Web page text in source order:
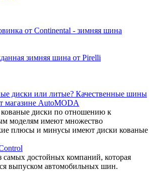
от Continental - зимняя шина
зимняя шина от Pirelli
диски или литые? Качественные шины
магазине AutoMODA
кованые диски по отношению к
моделям имеют множество
плюсы и минусы имеют диски кованые
самых достойных компаний, которая
выпуском автомобильных шин.